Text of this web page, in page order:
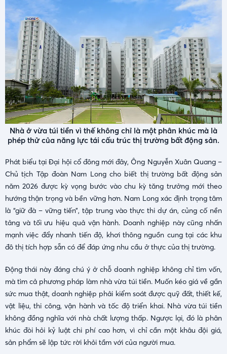
Nhà ở vừa túi tiền vì thế không chỉ là một phân khúc mà là
phép thử của năng lực tái cấu trúc thị trường bất động sản.
Phát biểu tại Đại hội cổ đông mới đây,Ông Nguyễn Xuân Quang –
Chủ tịch Tập đoàn Nam Long cho biết thị trường bất động sản
năm 2026 được kỳ vọng bước vào chu kỳ tăng trưởng mới theo
hướng thận trọng và bền vững hơn. Nam Long xác định trọng tâm
là “giữ đà – vững tiến”, tập trung vào thực thi dự án, củng cố nền
tảng và tối ưu hiệu quả vận hành. Doanh nghiệp này cũng nhấn
mạnh việc đẩy nhanh tiến độ, khơi thông nguồn cung tại các khu
đô thị tích hợp sẵn có để đáp ứng nhu cầu ở thực của thị trường.
Động thái này đáng chú ý ở chỗ doanh nghiệp không chỉ tìm vốn,
mà tìm cả phương pháp làm nhà vừa túi tiền. Muốn kéo giá về gần
sức mua thật, doanh nghiệp phải kiểm soát được quỹ đất, thiết kế,
vật liệu, thi công, vận hành và tốc độ triển khai. Nhà vừa túi tiền
không đồng nghĩa với nhà chất lượng thấp. Ngược lại, đó là phân
khúc đòi hỏi kỷ luật chi phí cao hơn, vì chỉ cần một khâu đội giá,
sản phẩm sẽ lập tức rời khỏi tầm với của người mua.